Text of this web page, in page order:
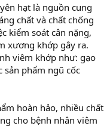
hạt là nguồn cung
chất và chất chống
kiểm soát cân nặng,
xương khớp gây ra.
viêm khớp như: gạo
sản phẩm ngũ cốc
hoàn hảo, nhiều chất
cho bệnh nhân viêm